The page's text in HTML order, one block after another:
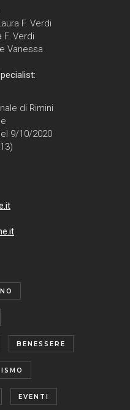
F. Verdi
F. Verdi
Vanessa
di Rimini
9/10/2020
BENESSERE
EVENTI